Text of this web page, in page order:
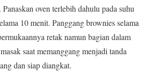
oven terlebih dahulu pada suhu
10 menit. Panggang brownies selama
retak namun bagian dalam
saat memanggang menjadi tanda
dan siap diangkat.